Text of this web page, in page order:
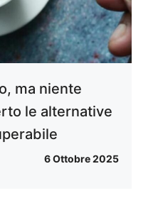
ma niente
le alternative
6 Ottobre 2025